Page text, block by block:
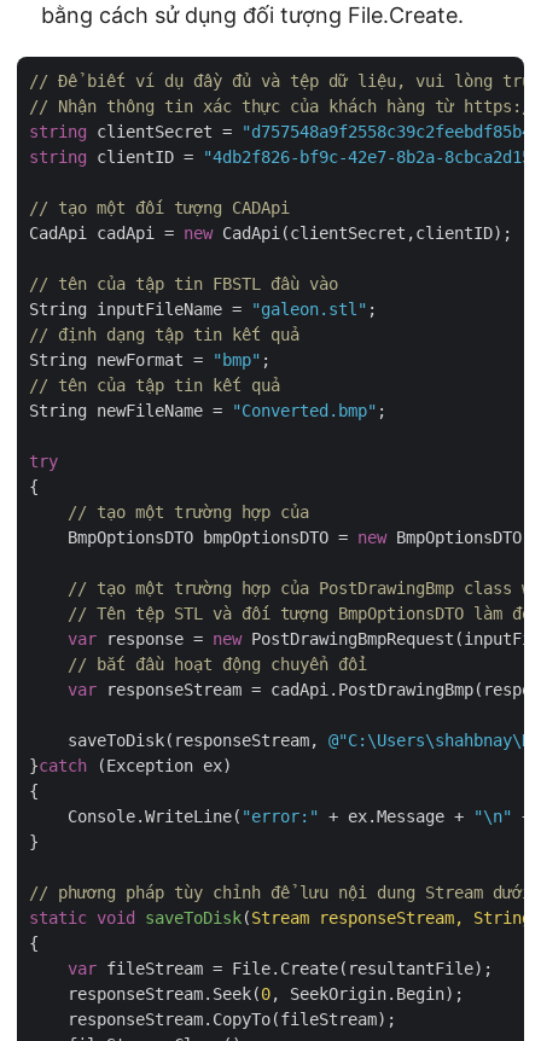
bằng cách sử dụng đối tượng File.Create.
// Để biết ví dụ đầy đủ và tệp dữ liệu, vui lòng truy
// Nhận thông tin xác thực của khách hàng từ https://
string clientSecret =
string clientID = "4db2f826-bf9c-42e7-8b2a-
// tạo một đối tượng CADApi
CadApi cadApi = new CadApi(clientSecret,clientID);
// tên của tập tin FBSTL đầu vào
String inputFileName =
"galeon.stl"
// định dạng tập tin kết quả
String newFormat =
"bmp"
// tên của tập tin kết quả
String newFileName =
"Converted.bmp" ;
try
{
// tạo một trường hợp của
    BmpOptionsDTO bmpOptionsDTO =
new
// tạo một trường hợp của PostDrawingBmp
// Tên tệp STL và đối tượng BmpOptionsDTO làm
var response = new
// bắt đầu hoạt động chuyển đổi
var responseStream =
    saveToDisk(responseStream,
}catch (Exception ex)
{
    Console.WriteLine(
"error:" + ex.Message + "\n"
+
}
// phương pháp tùy chỉnh để lưu nội dung Stream dưới
static void saveToDisk(Stream responseStream,
{
var fileStream = File.Create(resultantFile);
    responseStream.Seek(
0, SeekOrigin.Begin);
    responseStream.CopyTo(fileStream);